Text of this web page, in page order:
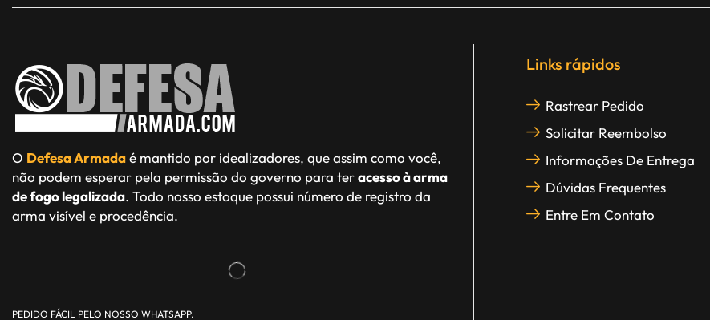
O Defesa Armadaé mantido por idealizadores, que assim como você,
não podem esperar pela permissão do governo para teracesso à arma
de fogo legalizada. Todo nosso estoque possui número de registro da
arma visível e procedência.
PEDIDO FÁCIL PELO NOSSO WHATSAPP.
Links rápidos
Rastrear Pedido
Solicitar Reembolso
Informações De Entrega
Dúvidas Frequentes
Entre Em Contato